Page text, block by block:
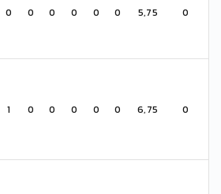
0 0 0 0 0 0 5,75 0
1 0 0 0 0 0 6,75 0